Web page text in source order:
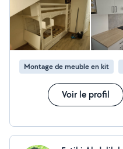
Montage de meuble en kit
Voir le profil